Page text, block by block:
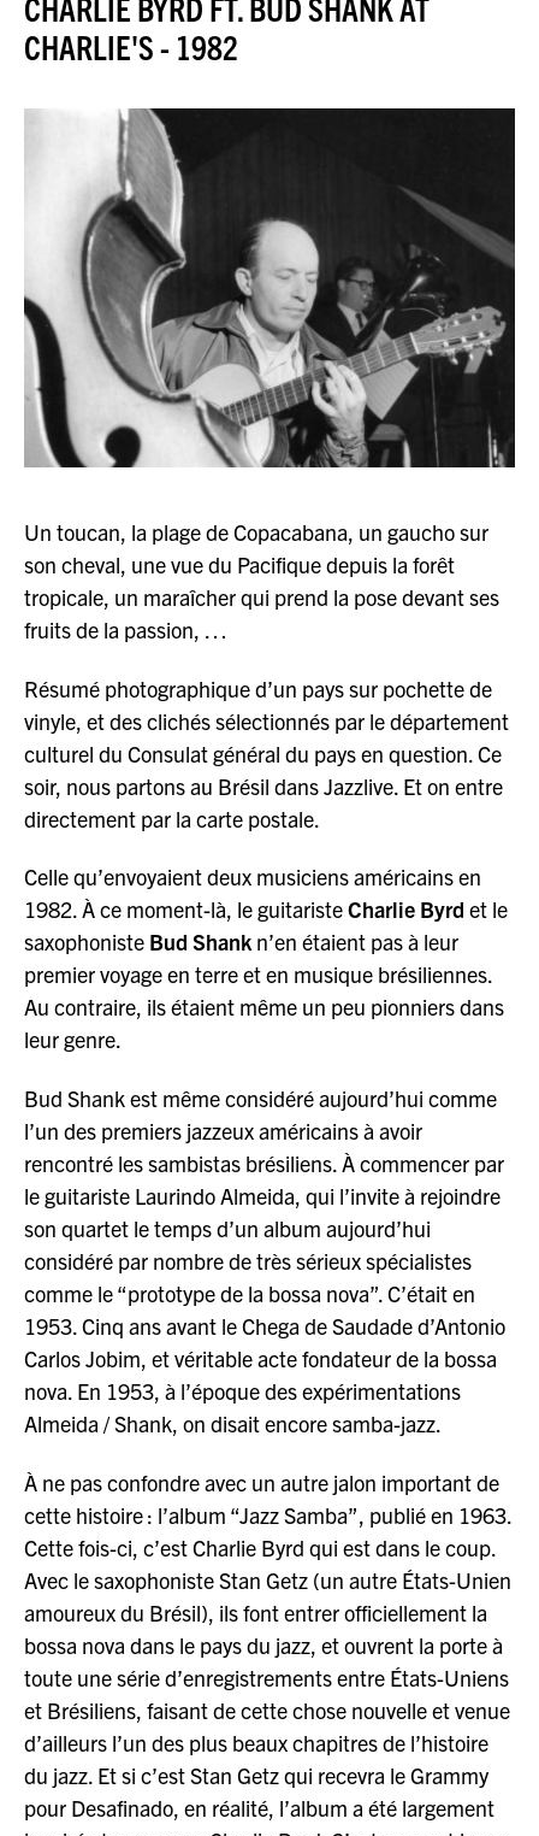
JAZZENDA
CHARLIE'S - 1982
Un toucan, la plage de Copacabana, un gaucho sur
son cheval, une vue du Pacifique depuis la forêt
tropicale, un maraîcher qui prend la pose devant ses
fruits de la passion, …
Résumé photographique d’un pays sur pochette de
vinyle, et des clichés sélectionnés par le département
culturel du Consulat général du pays en question. Ce
soir, nous partons au Brésil dans Jazzlive. Et on entre
directement par la carte postale.
Celle qu’envoyaient deux musiciens américains en
1982. À ce moment-là, le guitaristeCharlie Byrd et le
saxophoniste Bud Shank n’en étaient pas à leur
premier voyage en terre et en musique brésiliennes.
Au contraire, ils étaient même un peu pionniers dans
leur genre.
Bud Shank est même considéré aujourd’hui comme
l’un des premiers jazzeux américains à avoir
rencontré les sambistas brésiliens. À commencer par
le guitariste Laurindo Almeida, qui l’invite à rejoindre
son quartet le temps d’un album aujourd’hui
considéré par nombre de très sérieux spécialistes
comme le “prototype de la bossa nova”. C’était en
1953. Cinq ans avant le Chega de Saudade d’Antonio
Carlos Jobim, et véritable acte fondateur de la bossa
nova. En 1953, à l’époque des expérimentations
Almeida / Shank, on disait encore samba-jazz.
À ne pas confondre avec un autre jalon important de
cette histoire : l’album “Jazz Samba”, publié en 1963.
Cette fois-ci, c’est Charlie Byrd qui est dans le coup.
Avec le saxophoniste Stan Getz (un autre États-Unien
amoureux du Brésil), ils font entrer officiellement la
bossa nova dans le pays du jazz, et ouvrent la porte à
toute une série d’enregistrements entre États-Uniens
et Brésiliens, faisant de cette chose nouvelle et venue
d’ailleurs l’un des plus beaux chapitres de l’histoire
du jazz. Et si c’est Stan Getz qui recevra le Grammy
pour Desafinado, en réalité, l’album a été largement